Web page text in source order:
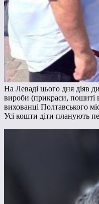
На Леваді цього дня діяв
вироби (прикраси, пошиті
вихованці Полтавського
Усі кошти діти планують